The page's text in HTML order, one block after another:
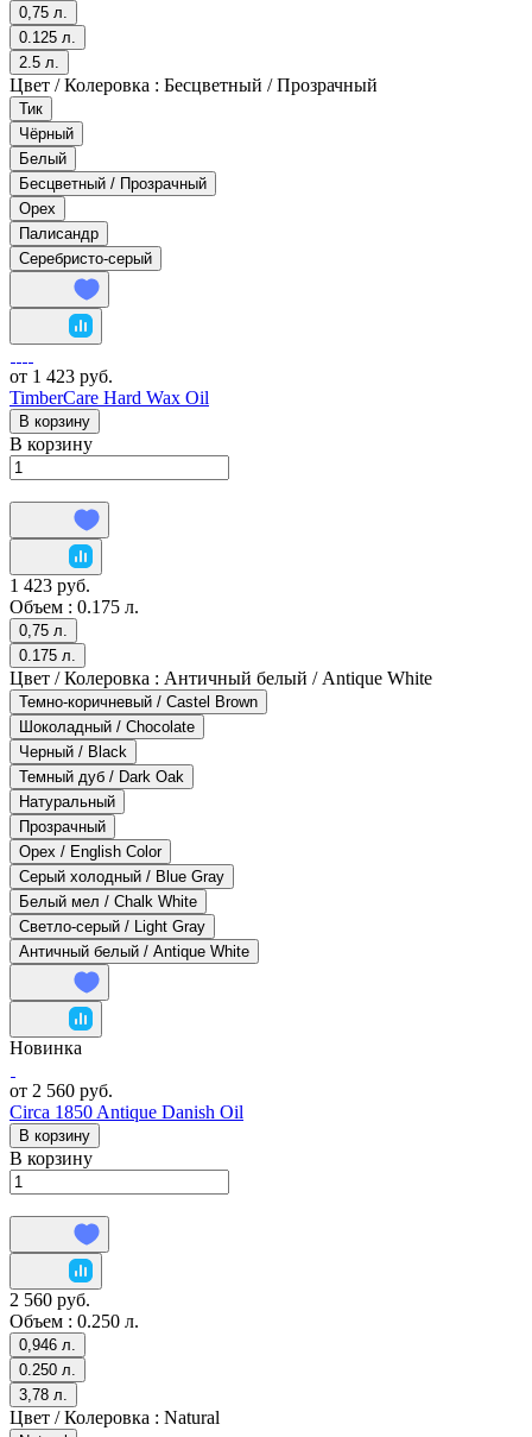
0,75 л.
0.125 л.
2.5 л.
Цвет / Колеровка : Бесцветный / Прозрачный
Тик
Чёрный
Белый
Бесцветный / Прозрачный
Орех
Палисандр
Серебристо-серый
от 1 423 руб.
TimberCare Hard Wax Oil
В корзину
В корзину
1 423 руб.
Объем : 0.175 л.
0,75 л.
0.175 л.
Цвет / Колеровка : Античный белый / Antique White
Темно-коричневый / Castel Brown
Шоколадный / Chocolate
Черный / Black
Темный дуб / Dark Oak
Натуральный
Прозрачный
Орех / English Color
Серый холодный / Blue Gray
Белый мел / Chalk White
Светло-серый / Light Gray
Античный белый / Antique White
Новинка
от 2 560 руб.
Circa 1850 Antique Danish Oil
В корзину
В корзину
2 560 руб.
Объем : 0.250 л.
0,946 л.
0.250 л.
3,78 л.
Цвет / Колеровка : Natural